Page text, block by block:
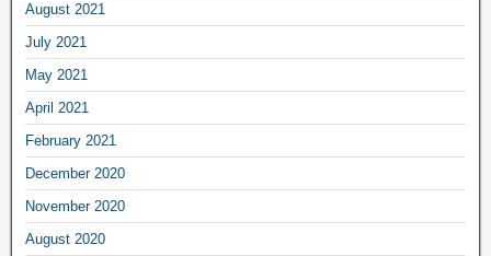
August 2021
July 2021
May 2021
April 2021
February 2021
December 2020
November 2020
August 2020